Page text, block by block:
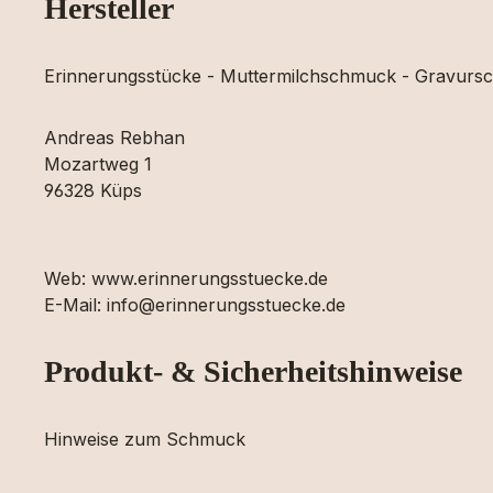
Hersteller
Erinnerungsstücke - Muttermilchschmuck -
Andreas Rebhan
Mozartweg 1
96328 Küps
Web: www.erinnerungsstuecke.de
E-Mail: info@erinnerungsstuecke.de
Produkt- & Sicherheitshinweise
Hinweise zum Schmuck